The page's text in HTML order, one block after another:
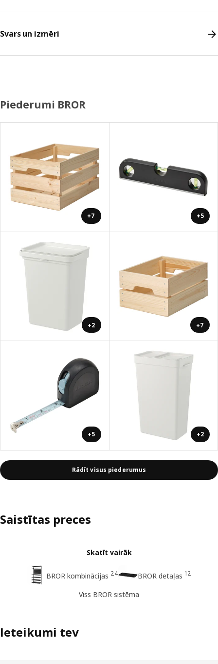
Svars un izmēri
Piederumi BROR
+7 +5
+2 +7
+5 +2
Rādīt visus piederumus
Saistītas preces
Skatīt vairāk
BROR kombinācijas 24 BROR detaļas 12
Viss BROR sistēma
Ieteikumi tev